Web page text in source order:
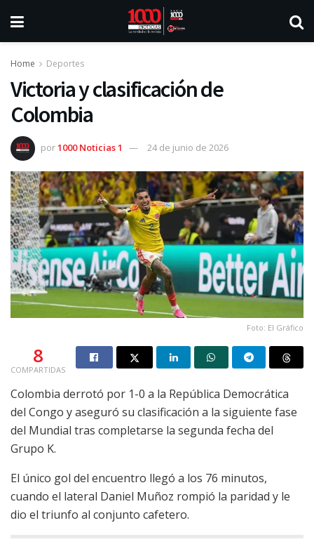
Home Deportes
Victoria y clasificación de
Colombia
por1000 Noticias 1 24 de junio de 2026
Foto: El Gráfico
8
COMPARTIDAS
Colombia derrotó por 1-0 a la República Democrática
del Congo y aseguró su clasificación a la siguiente fase
del Mundial tras completarse la segunda fecha del
Grupo K.
El único gol del encuentro llegó a los 76 minutos,
cuando el lateral Daniel Muñoz rompió la paridad y le
dio el triunfo al conjunto cafetero.